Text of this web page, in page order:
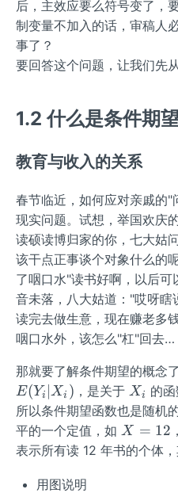
后，主效应要么符号变了，
制变量不加入的话，审稿人
事了？
要回答这个问题，让我们先
1.2 什么是条件期
教育与收入的关系
春节临近，如何应对亲戚的
现实问题。试想，举国欢庆
读硕读博归家的你，七大姑
该干点正事谈个对象什么的
了咽口水"读书好啊，以后
音未落，八大姑道："哎呀
读完去做生意，现在赚老多
咽口水外，该怎么"杠"回去…
那就要了解条件期望的概念
E(Yi ∣Xi ) ，是关于 X
_
i
Xi 的
所以条件期望函数也是随机
平的一个定值，如 X
=
X = 12
表示所有读 12 年书的个体，
用图说明